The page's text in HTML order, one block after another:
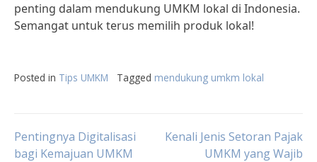
penting dalam mendukung UMKM lokal di Indonesia.
Semangat untuk terus memilih produk lokal!
Posted in Tips UMKM Tagged mendukung umkm lokal
Post
Pentingnya Digitalisasi
bagi Kemajuan UMKM
Kenali Jenis Setoran Pajak
UMKM yang Wajib